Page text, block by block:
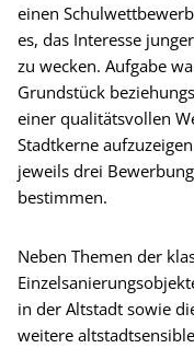
einen
es, das Interesse
zu wecken. Aufgabe
Grundstück
einer qualitätsvollen
Stadtkerne
jeweils drei
bestimmen.
Neben Themen der
in der Altstadt sowie
weitere